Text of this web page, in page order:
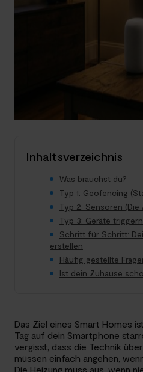
Inhaltsverzeichnis
Was brauchst du?
Typ 1: Geofencing
Typ 2: Sensoren
Typ 3: Geräte
Schritt für Schritt:
erstellen
Häufig gestellte
Ist dein Zuhause
Das Ziel eines Smart Homes
Tag auf dein Smartphone
vergisst, dass die Technik
müssen einfach angehen,
Die Heizung muss aus, wenn